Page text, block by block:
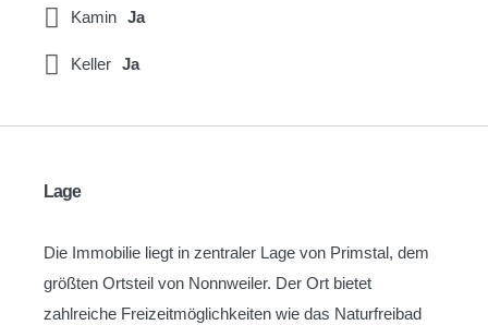
Kamin Ja
Keller Ja
Lage
Die Immobilie liegt in zentraler Lage von Primstal, dem
größten Ortsteil von Nonnweiler. Der Ort bietet
zahlreiche Freizeitmöglichkeiten wie das Naturfreibad